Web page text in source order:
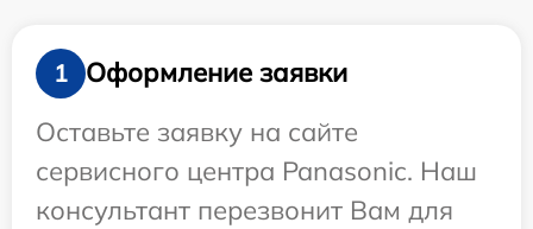
1
Оформление заявки
Оставьте заявку на сайте
сервисного центра Panasonic. Наш
консультант перезвонит Вам для